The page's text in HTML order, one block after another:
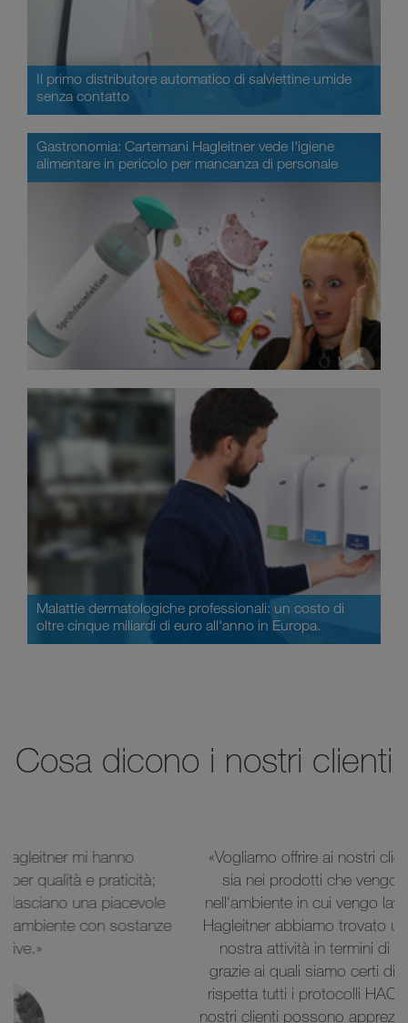
Il primo distributore automatico di salviettine umide
senza contatto
Gastronomia: Cartemani Hagleitner vede l'igiene
alimentare in pericolo per mancanza di personale
Malattie dermatologiche professionali: un costo di
oltre cinque miliardi di euro all'anno in Europa.
Cosa dicono i nostri clienti
«Vogliamo offrire ai nostri clienti la massima qualità,
sia nei prodotti che vengono somministrati che
nell'ambiente in cui vengo lavorati e consumati. Con
Hagleitner abbiamo trovato un valore aggiunto per la
nostra attività in termini di prodotti e consulenza
grazie ai quali siamo certi di offrire un contesto che
rispetta tutti i protocolli HACCP. Questo fa sì che ai
nostri clienti possono apprezzare oltre alla qualità e la